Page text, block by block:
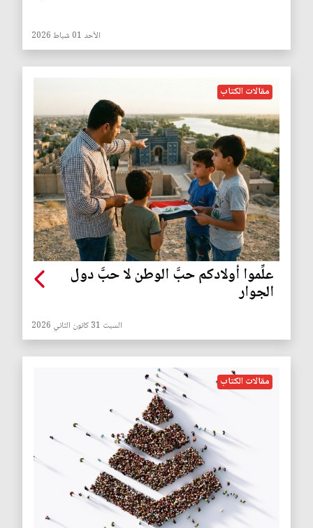
الأحد 01 شباط 2026
مقالات الكتاب
علِّموا أولادكم حبَّ الوطن لا حبَّ دول
الجوار
السبت 31 كانون الثاني 2026
مقالات الكتاب